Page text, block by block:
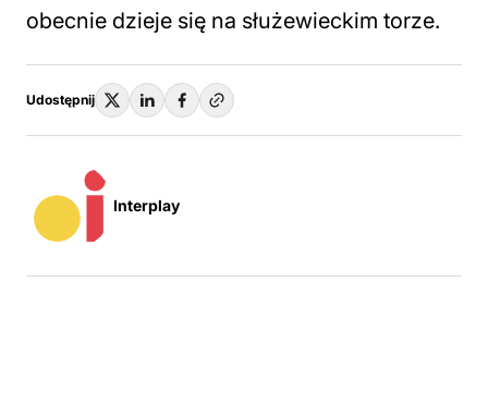
obecnie dzieje się na służewieckim torze.
Udostępnij
Interplay